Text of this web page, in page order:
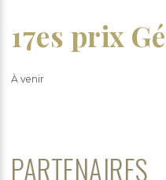
17es prix
À venir
PARTENAIRES